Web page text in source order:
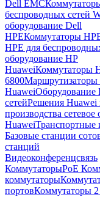
Dell EMC
беспроводных сетей
оборудование Dell
HPEКоммутаторы
HPE для
оборудование HP
HuaweiКоммутаторы
6800Маршрутизаторы
HuaweiОборудование
сетейРешения Huawei
производства
HuaweiТранспортные
Базовые станции
станций
Видеоконференцсвязь
КоммутаторыPoE
коммутаторы
портовКоммутаторы 2